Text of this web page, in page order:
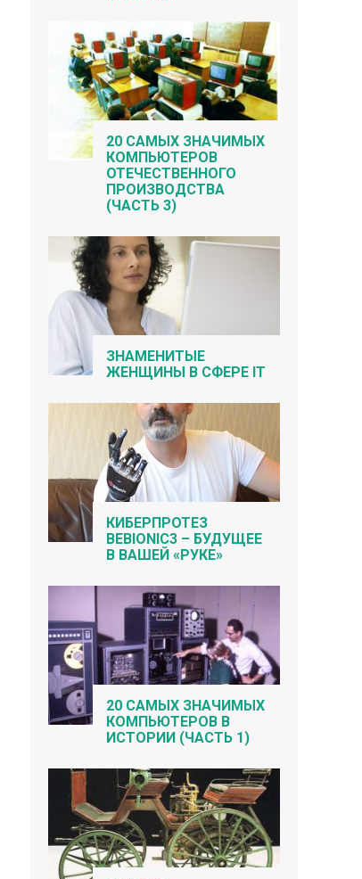
20 САМЫХ ЗНАЧИМЫХ
КОМПЬЮТЕРОВ
ОТЕЧЕСТВЕННОГО
ПРОИЗВОДСТВА
(ЧАСТЬ 3)
ЗНАМЕНИТЫЕ
ЖЕНЩИНЫ В СФЕРЕ IT
КИБЕРПРОТЕЗ
BEBIONIC3 – БУДУЩЕЕ
В ВАШЕЙ «РУКЕ»
20 САМЫХ ЗНАЧИМЫХ
КОМПЬЮТЕРОВ В
ИСТОРИИ (ЧАСТЬ 1)